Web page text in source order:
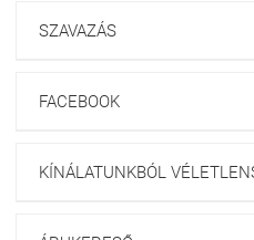
SZAVAZÁS
FACEBOOK
KÍNÁLATUNKBÓL